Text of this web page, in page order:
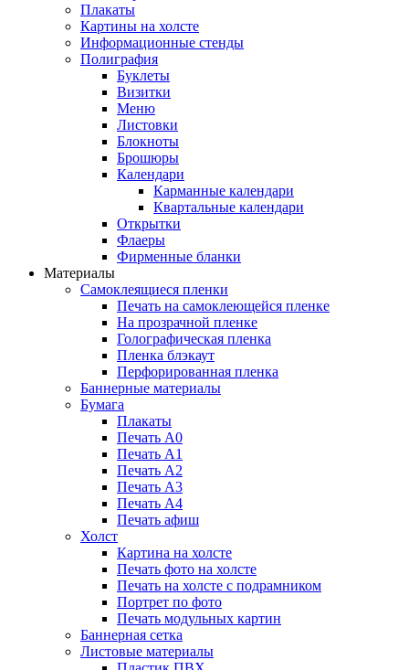
Плакаты
Картины на холсте
Информационные стенды
Полиграфия
Буклеты
Визитки
Меню
Листовки
Блокноты
Брошюры
Календари
Карманные календари
Квартальные календари
Открытки
Флаеры
Фирменные бланки
Материалы
Самоклеящиеся пленки
Печать на самоклеющейся пленке
На прозрачной пленке
Голографическая пленка
Пленка блэкаут
Перфорированная пленка
Баннерные материалы
Бумага
Плакаты
Печать А0
Печать А1
Печать А2
Печать А3
Печать А4
Печать афиш
Холст
Картина на холсте
Печать фото на холсте
Печать на холсте с подрамником
Портрет по фото
Печать модульных картин
Баннерная сетка
Листовые материалы